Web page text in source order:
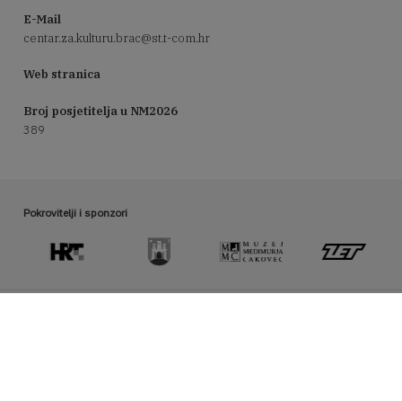
E-Mail
centar.za.kulturu.brac@st.t-com.hr
Web stranica
Broj posjetitelja u NM2026
389
Pokrovitelji i sponzori